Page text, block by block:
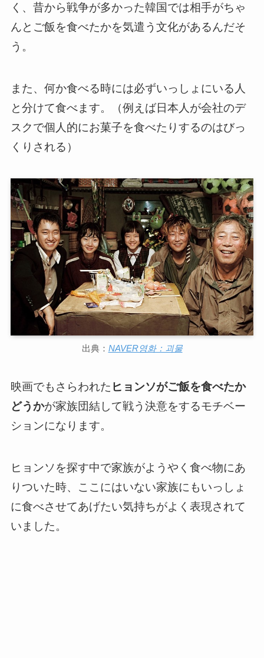
く、昔から戦争が多かった韓国では相手がちゃ
んとご飯を食べたかを気遣う文化があるんだそ
う。
また、何か食べる時には必ずいっしょにいる人
と分けて食べます。（例えば日本人が会社のデ
スクで個人的にお菓子を食べたりするのはびっ
くりされる）
出典： NAVER영화：괴물
映画でもさらわれた ヒョンソがご飯を食べたか
どうかが家族団結して戦う決意をするモチベー
ションになります。
ヒョンソを探す中で家族がようやく食べ物にあ
りついた時、ここにはいない家族にもいっしょ
に食べさせてあげたい気持ちがよく表現されて
いました。